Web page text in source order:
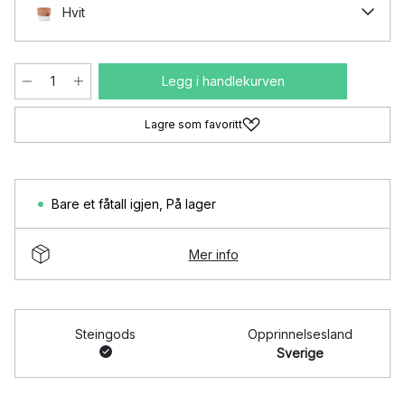
Hvit
Legg i handlekurven
Lagre som favoritt
Bare et fåtall igjen På lager
Mer info
Steingods
Opprinnelsesland
Sverige